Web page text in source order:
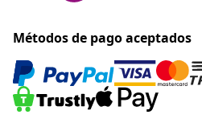
Métodos de pago aceptados